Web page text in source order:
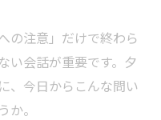
の注意」だけで終わら
い会話が重要です。夕
、今日からこんな問い
。